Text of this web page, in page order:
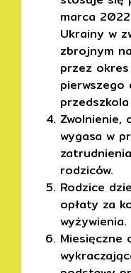
marca
Ukrainy w
zbrojnym
przez
pierwszego
Zwolnienie,
wygasa w
rodziców.
Rodzice
opłaty za
wyżywienia.
Miesięczne